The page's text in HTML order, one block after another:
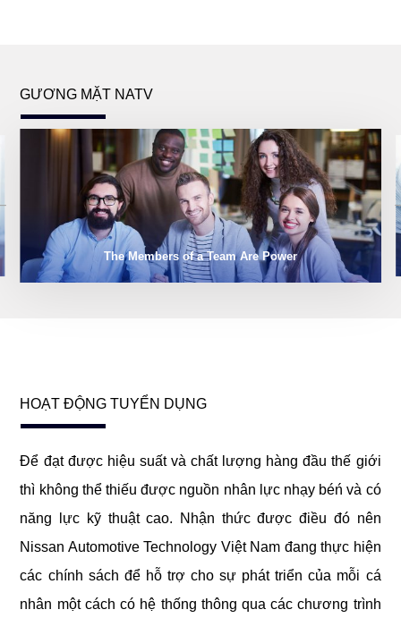
GƯƠNG MẶT NATV
The Members of a Team Are Power
HOẠT ĐỘNG TUYỂN DỤNG
Để đạt được hiệu suất và chất lượng hàng đầu thế giới
thì không thể thiếu được nguồn nhân lực nhạy béń và có
năng lực kỹ thuật cao. Nhận thức được điều đó nên
Nissan Automotive Technology Việt Nam đang thực hiện
các chính sách để hỗ trợ cho sự phát triển của mỗi cá
nhân một cách có hệ thống thông qua các chương trình